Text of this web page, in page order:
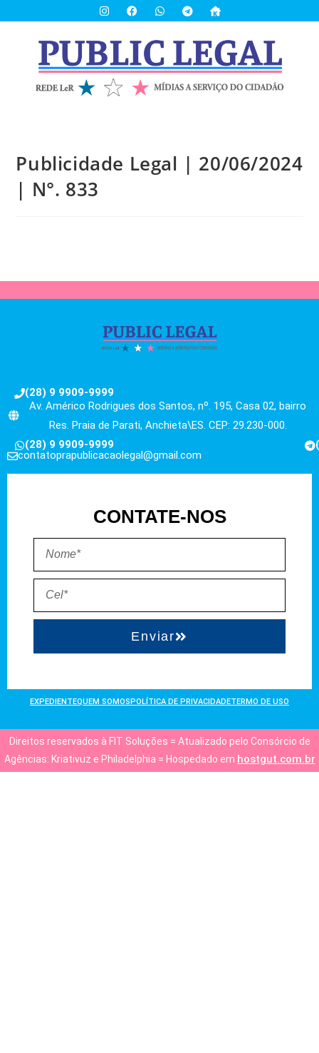
Publicidade Legal | 20/06/2024
| N°. 833
(28) 9 9909-9999
Av. Américo Rodrigues dos Santos, nº. 195, Casa 02, bairro
Res. Praia de Parati, Anchieta\ES. CEP: 29.230-000.
(28) 9 9909-9999
contatoprapublicacaolegal@gmail.com
CONTATE-NOS
Enviar
EXPEDIENTEQUEM SOMOSPOLÍTICA DE PRIVACIDADETERMO DE USO
Direitos reservados à FIT Soluções = Atualizado pelo Consórcio de
Agências: Kriativuz e Philadelphia = Hospedado em hostgut.com.br